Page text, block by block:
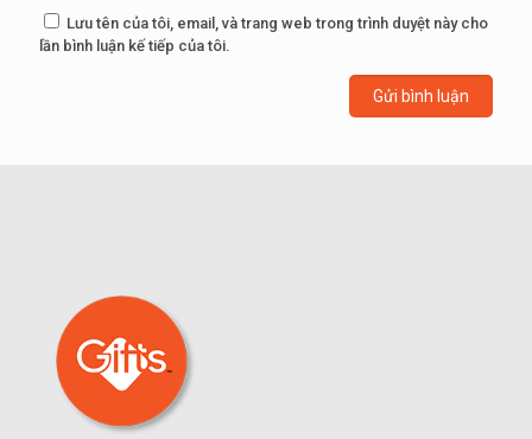
Lưu tên của tôi, email, và trang web trong trình duyệt này cho
lần bình luận kế tiếp của tôi.